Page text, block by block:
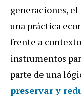
generaciones,
una práctica
frente a
instrumentos
parte de una
preservar y